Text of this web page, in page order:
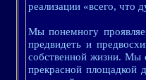
реализации «всего, что
Мы понемногу
предвидеть и
собственной жизни. Мы
прекрасной площадкой